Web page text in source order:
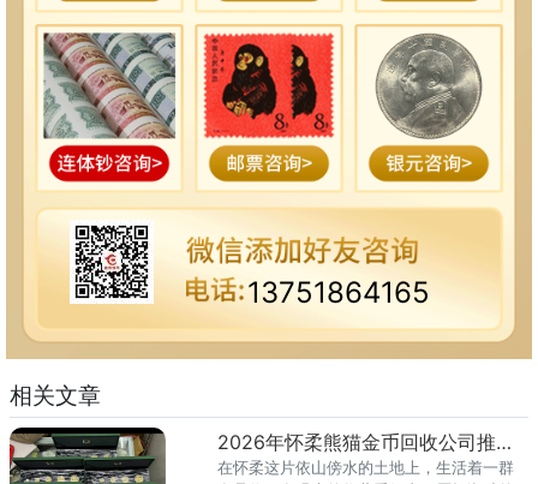
13751864165
相关文章
2026年怀柔熊猫金币回收公司推荐 怀柔回收熊猫金币渠道
在怀柔这片依山傍水的土地上，生活着一群